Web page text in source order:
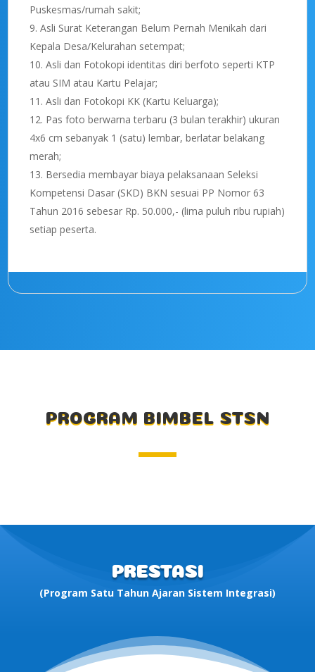
Puskesmas/rumah sakit;
Asli Surat Keterangan Belum Pernah Menikah dari
Kepala Desa/Kelurahan setempat;
Asli dan Fotokopi identitas diri berfoto seperti KTP
atau SIM atau Kartu Pelajar;
Asli dan Fotokopi KK (Kartu Keluarga);
Pas foto berwarna terbaru (3 bulan terakhir) ukuran
4x6 cm sebanyak 1 (satu) lembar, berlatar belakang
merah;
Bersedia membayar biaya pelaksanaan Seleksi
Kompetensi Dasar (SKD) BKN sesuai PP Nomor 63
Tahun 2016 sebesar Rp. 50.000,- (lima puluh ribu rupiah)
setiap peserta.
PROGRAM BIMBEL STSN
PRESTASI
(Program Satu Tahun Ajaran Sistem Integrasi)